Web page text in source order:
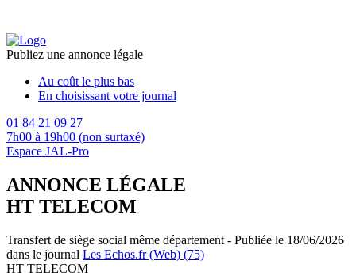
Publiez une annonce légale
Au coût le plus bas
En choisissant votre journal
01 84 21 09 27
7h00 à 19h00 (non surtaxé)
Espace JAL-Pro
ANNONCE LÉGALE
HT TELECOM
Transfert de siège social même département - Publiée le 18/06/2026
dans le journal Les Echos.fr (Web) (75)
HT TELECOM